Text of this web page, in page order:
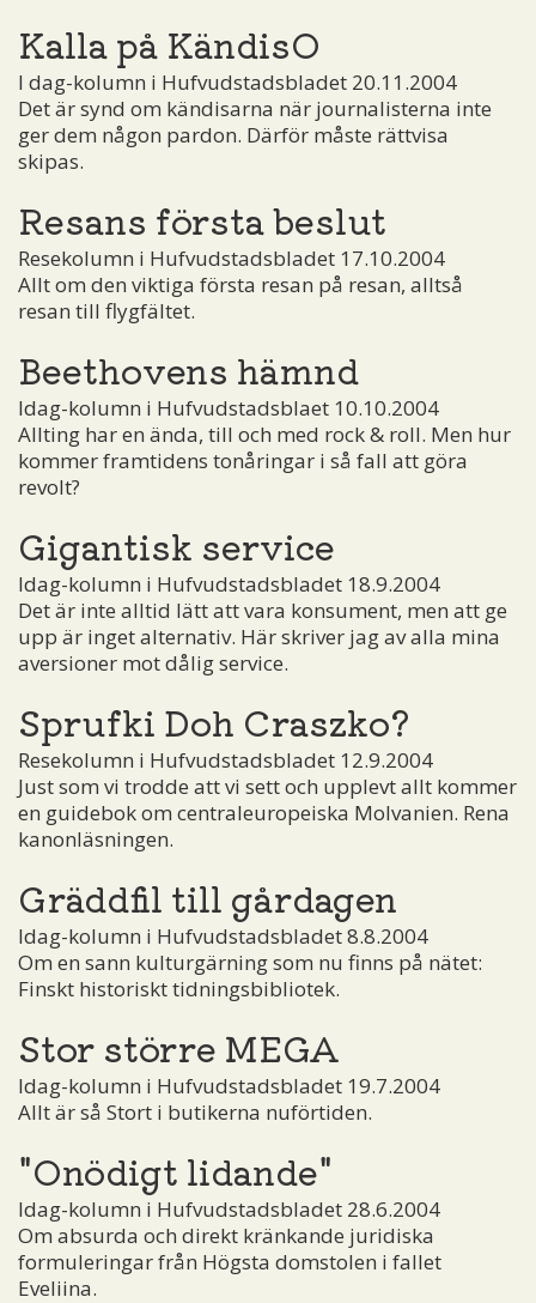
Kalla på KändisO
I dag-kolumn i Hufvudstadsbladet 20.11.2004
Det är synd om kändisarna när journalisterna inte
ger dem någon pardon. Därför måste rättvisa
skipas.
Resans första beslut
Resekolumn i Hufvudstadsbladet 17.10.2004
Allt om den viktiga första resan på resan, alltså
resan till flygfältet.
Beethovens hämnd
Idag-kolumn i Hufvudstadsblaet 10.10.2004
Allting har en ända, till och med rock & roll. Men hur
kommer framtidens tonåringar i så fall att göra
revolt?
Gigantisk service
Idag-kolumn i Hufvudstadsbladet 18.9.2004
Det är inte alltid lätt att vara konsument, men att ge
upp är inget alternativ. Här skriver jag av alla mina
aversioner mot dålig service.
Sprufki Doh Craszko?
Resekolumn i Hufvudstadsbladet 12.9.2004
Just som vi trodde att vi sett och upplevt allt kommer
en guidebok om centraleuropeiska Molvanien. Rena
kanonläsningen.
Gräddfil till gårdagen
Idag-kolumn i Hufvudstadsbladet 8.8.2004
Om en sann kulturgärning som nu finns på nätet:
Finskt historiskt tidningsbibliotek.
Stor större MEGA
Idag-kolumn i Hufvudstadsbladet 19.7.2004
Allt är så Stort i butikerna nuförtiden.
"Onödigt lidande"
Idag-kolumn i Hufvudstadsbladet 28.6.2004
Om absurda och direkt kränkande juridiska
formuleringar från Högsta domstolen i fallet
Eveliina.